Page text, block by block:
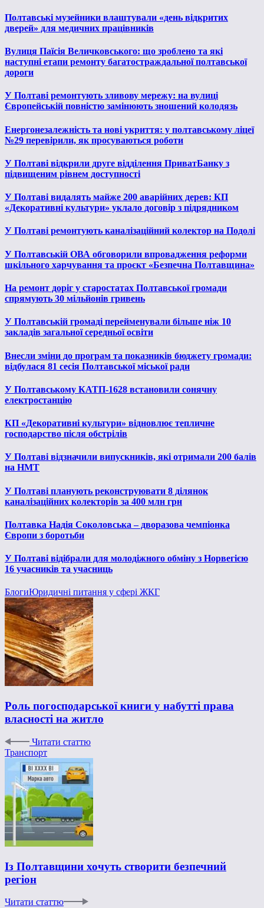
Полтавські музейники влаштували «день відкритих
дверей» для медичних працівників
Вулиця Паїсія Величковського: що зроблено та які
наступні етапи ремонту багатостраждальної полтавської
дороги
У Полтаві ремонтують зливову мережу: на вулиці
Європейській повністю замінюють зношений колодязь
Енергонезалежність та нові укриття: у полтавському ліцеї
№29 перевірили, як просуваються роботи
У Полтаві відкрили друге відділення ПриватБанку з
підвищеним рівнем доступності
У Полтаві видалять майже 200 аварійних дерев: КП
«Декоративні культури» уклало договір з підрядником
У Полтаві ремонтують каналізаційний колектор на Подолі
У Полтавській ОВА обговорили впровадження реформи
шкільного харчування та проєкт «Безпечна Полтавщина»
На ремонт доріг у старостатах Полтавської громади
спрямують 30 мільйонів гривень
У Полтавській громаді перейменували більше ніж 10
закладів загальної середньої освіти
Внесли зміни до програм та показників бюджету громади:
відбулася 81 сесія Полтавської міської ради
У Полтавському КАТП-1628 встановили сонячну
електростанцію
КП «Декоративні культури» відновлює тепличне
господарство після обстрілів
У Полтаві відзначили випускників, які отримали 200 балів
на НМТ
У Полтаві планують реконструювати 8 ділянок
каналізаційних колекторів за 400 млн грн
Полтавка Надія Соколовська – дворазова чемпіонка
Європи з боротьби
У Полтаві відібрали для молодіжного обміну з Норвегією
16 учасників та учасниць
БлогиЮридичні питання у сфері ЖКГ
Роль погосподарської книги у набутті права
власності на житло
Читати статтю
Транспорт
Із Полтавщини хочуть створити безпечний
регіон
Читати статтю